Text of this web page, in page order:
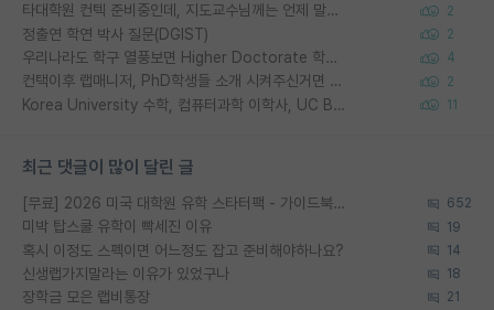
타대학원 컨텍 준비중인데, 지도교수님께는 언제 말씀드려야 할까요? 2
정출연 학연 박사 질문(DGIST) 2
우리나라도 학구 열풍보면 Higher Doctorate 학위가 필요하다고 봅니다. 4
컨택이후 랩매니저, PhD학생들 소개 시켜주신거면 거의 컨펌에 가깝나요? 2
Korea University 수학, 컴퓨터과학 이학사, UC Berkeley 산업공학 대학원 공학박사가 되는 것은 쉽지 않겠죠? 11
최근 댓글이 많이 달린 글
[무료] 2026 미국 대학원 유학 스타터팩 - 가이드북 & 합격자 컨택메일 템플릿 652
미박 탑스쿨 유학이 빡세진 이유 19
혹시 이정도 스펙이면 어느정도 잡고 준비해야하나요? 14
신생랩가지말라는 이유가 있었구나 18
장학금 모은 랩비통장 21